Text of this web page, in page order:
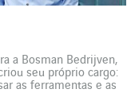
a Bosman Bedrijven,
seu próprio cargo:
as ferramentas e as